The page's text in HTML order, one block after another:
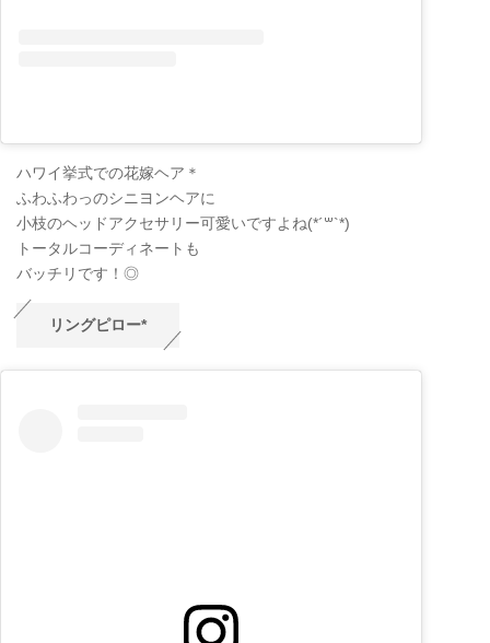
ハワイ挙式での花嫁ヘア＊
ふわふわっのシニヨンヘアに
小枝のヘッドアクセサリー可愛いですよね(*´꒳`*)
トータルコーディネートも
バッチリです！◎
リングピロー*